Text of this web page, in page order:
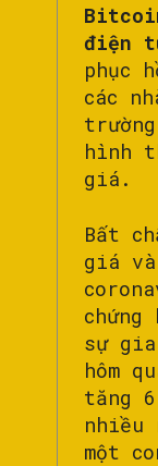
điện
phục
các
hình
giá.
Bất
giá
chứng
​​sự
hôm
tăng
nhiều
một